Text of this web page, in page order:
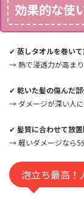
効果的な使
✔ 蒸しタオルを巻い
→ 熱で浸透力が高まり
✔ 乾いた髪の傷んだ
→ ダメージが深い人に
✔ 髪質に合わせて放
→ 軽いダメージなら5
泡立ち最高！